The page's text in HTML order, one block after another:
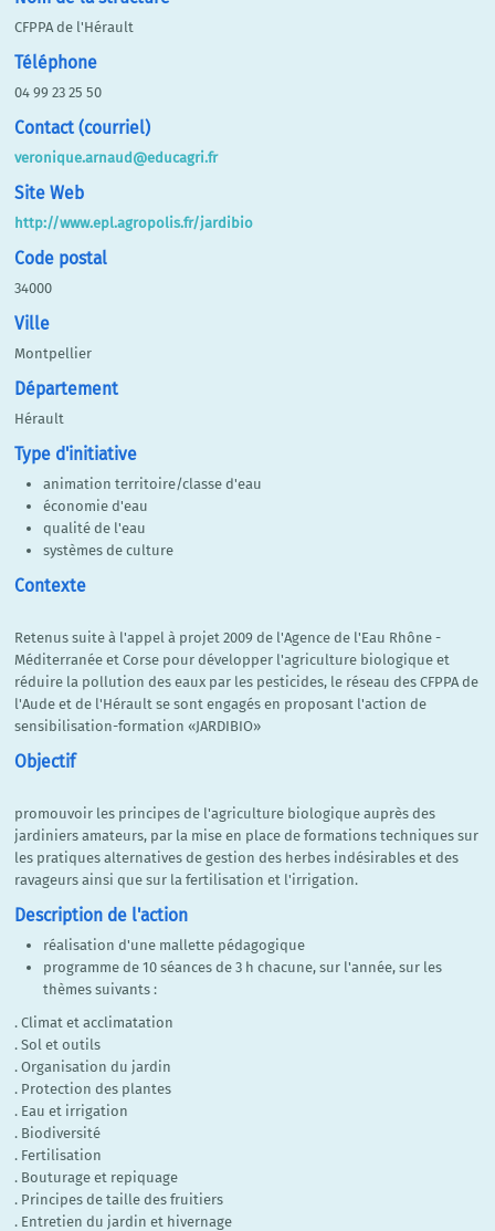
CFPPA de l'Hérault
Téléphone
04 99 23 25 50
Contact (courriel)
veronique.arnaud@educagri.fr
Site Web
http://www.epl.agropolis.fr/jardibio
Code postal
34000
Ville
Montpellier
Département
Hérault
Type d'initiative
animation territoire/classe d'eau
économie d'eau
qualité de l'eau
systèmes de culture
Contexte
Retenus suite à l'appel à projet 2009 de l'Agence de l'Eau Rhône -
Méditerranée et Corse pour développer l'agriculture biologique et
réduire la pollution des eaux par les pesticides, le réseau des CFPPA de
l'Aude et de l'Hérault se sont engagés en proposant l'action de
sensibilisation-formation «JARDIBIO»
Objectif
promouvoir les principes de l'agriculture biologique auprès des
jardiniers amateurs, par la mise en place de formations techniques sur
les pratiques alternatives de gestion des herbes indésirables et des
ravageurs ainsi que sur la fertilisation et l'irrigation.
Description de l'action
réalisation d'une mallette pédagogique
programme de 10 séances de 3 h chacune, sur l'année, sur les
thèmes suivants :
. Climat et acclimatation
. Sol et outils
. Organisation du jardin
. Protection des plantes
. Eau et irrigation
. Biodiversité
. Fertilisation
. Bouturage et repiquage
. Principes de taille des fruitiers
. Entretien du jardin et hivernage